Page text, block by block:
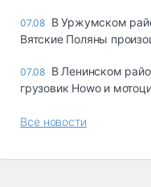
07.08 В Уржумском
Вятские Поляны
07.08 В Ленинском
грузовик Howo и
Все новости